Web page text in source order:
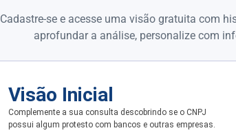
Cadastre-se e acesse uma visão gratuita com
aprofundar a análise, personalize com
Visão Inicial
Complemente a sua consulta descobrindo se o CNPJ
possui algum protesto com bancos e outras empresas.